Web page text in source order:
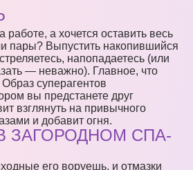
работе, а хочется оставить весь
пары? Выпустить накопившийся
напопадаетесь (или
— неважно). Главное, что
суперагентов
вы предстанете друг
взглянуть на привычного
и добавит огня.
ЗАГОРОДНОМ СПА-
его воруешь, и отмазки